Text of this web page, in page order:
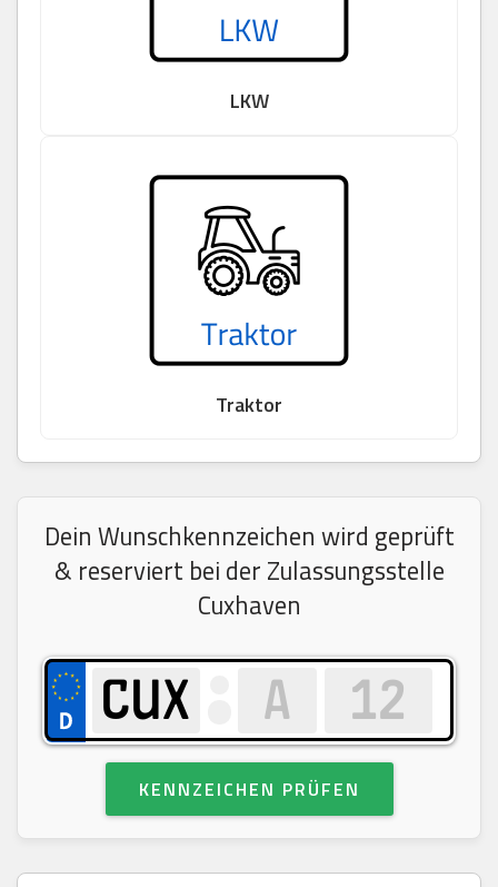
LKW
Traktor
Dein Wunschkennzeichen wird geprüft
& reserviert bei der Zulassungsstelle
Cuxhaven
KENNZEICHEN PRÜFEN